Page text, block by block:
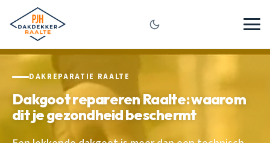
DAKREPARATIE RAALTE
Dakgoot repareren Raalte: waarom
dit je gezondheid beschermt